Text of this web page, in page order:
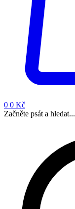
0 0 Kč
Začněte psát a hledat...